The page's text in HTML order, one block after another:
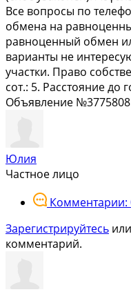
Все вопросы по
обмена на
равноценный обмен
варианты не
участки. Право
сот.: 5. Расстояние до
Объявление №3775808
Юлия
Частное лицо
Комментарии:
Зарегистрируйтесь или
комментарий.